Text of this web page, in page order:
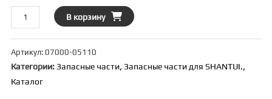
товара
Кольцо
резиновое
уплотнительное
[07000-
В корзину
Артикул: 07000-05110
Категории: Запасные части, Запасные части для SHANTUI.,
Каталог